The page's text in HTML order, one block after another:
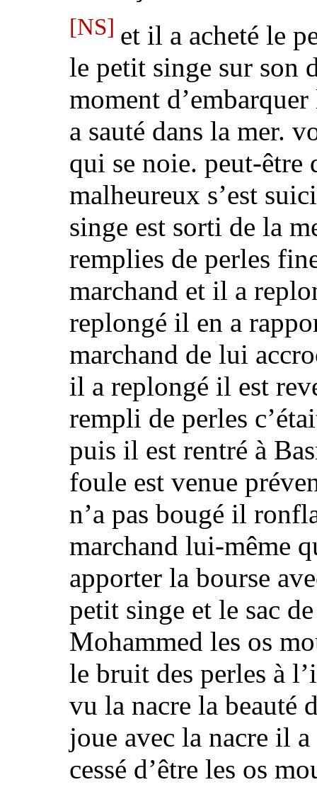
[NS] et il a acheté le
le petit singe sur son
moment
a sauté dans la mer.
qui se noie. peut-être
malheureux s’est
singe est sorti de la
remplies de perles
marchand et il a
replongé il en a
marchand de lui
il a replongé il est
rempli de perles
puis il est rentré à
foule est venue
n’a pas bougé il
marchand lui-même
apporter la bourse
petit singe et le sac
Mohammed les os
le bruit des perles à
vu la nacre la beauté
joue avec la nacre il
cessé d’être les os